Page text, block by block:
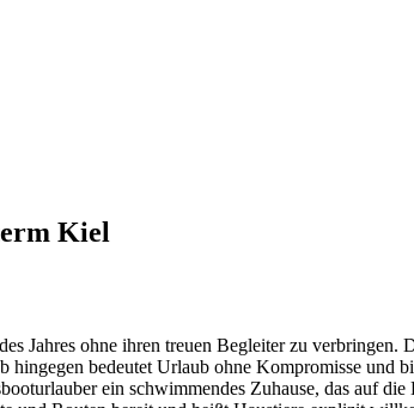
Kiel
Jahres ohne ihren treuen Begleiter zu
bedeutet Urlaub ohne Kompromisse und
ein schwimmendes Zuhause, das auf